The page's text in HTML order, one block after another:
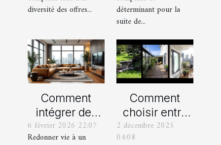
diversité des offres...
déterminant pour la
suite de...
Comment
intégrer des
éléments
vintage dans
6 février 2026 22:07
Redonner vie à un
Comment
choisir entre
un jardin, une
terrasse et un
2 décembre 2025
04:08